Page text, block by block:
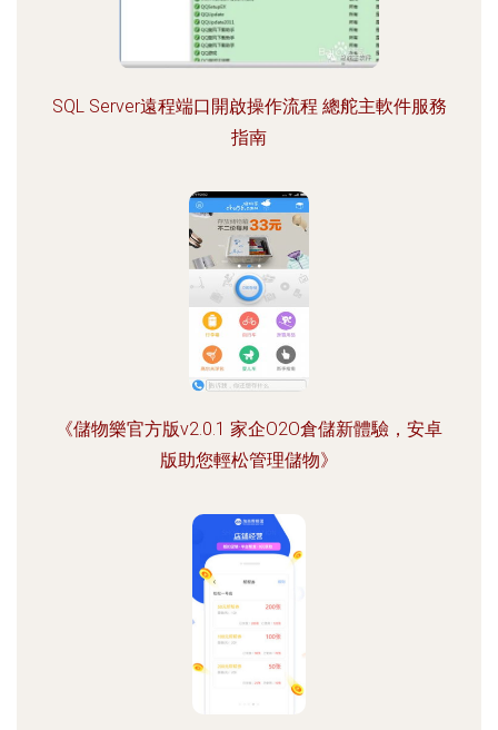
SQL Server遠程端口開啟操作流程 總舵主軟件服務
指南
《儲物樂官方版v2.0.1 家企O2O倉儲新體驗，安卓
版助您輕松管理儲物》